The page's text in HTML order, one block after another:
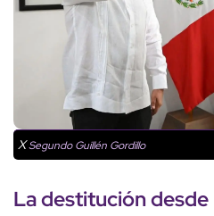
XSegundo Guillén Gordillo
La destitución